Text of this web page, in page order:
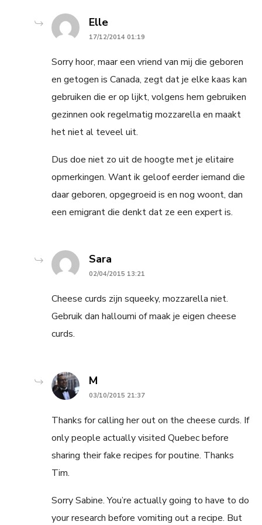
Ellesays:
17/12/2014 01:19
Sorry hoor, maar een vriend van mij die geboren
en getogen is Canada, zegt dat je elke kaas kan
gebruiken die er op lijkt, volgens hem gebruiken
gezinnen ook regelmatig mozzarella en maakt
het niet al teveel uit.
Dus doe niet zo uit de hoogte met je elitaire
opmerkingen. Want ik geloof eerder iemand die
daar geboren, opgegroeid is en nog woont, dan
een emigrant die denkt dat ze een expert is.
Sara
02/04/2015 13:21
Cheese curds zijn squeeky, mozzarella niet.
Gebruik dan halloumi of maak je eigen cheese
curds.
M
03/10/2015 21:37
Thanks for calling her out on the cheese curds. If
only people actually visited Quebec before
sharing their fake recipes for poutine. Thanks
Tim.
Sorry Sabine. You’re actually going to have to do
your research before vomiting out a recipe. But